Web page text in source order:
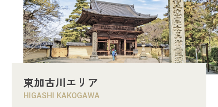
東加古川エリア
HIGASHI KAKOGAWA